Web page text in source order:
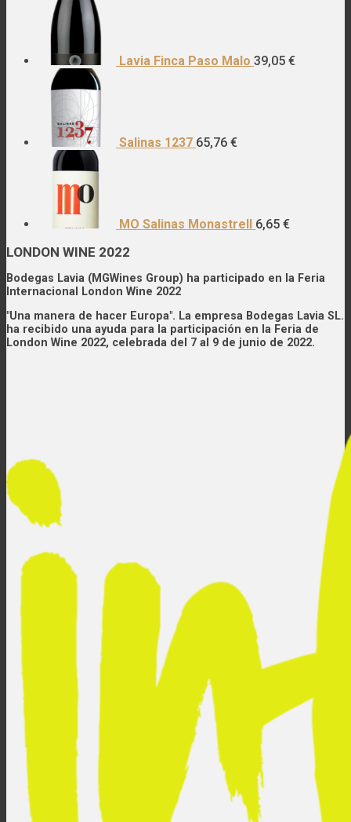
Lavia Finca Paso Malo 39,05 €
Salinas 1237 65,76 €
MO Salinas Monastrell 6,65 €
LONDON WINE 2022
Bodegas Lavia (MGWines Group) ha participado en la Feria
Internacional London Wine 2022
"Una manera de hacer Europa". La empresa Bodegas Lavia SL.
ha recibido una ayuda para la participación en la Feria de
London Wine 2022, celebrada del 7 al 9 de junio de 2022.